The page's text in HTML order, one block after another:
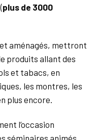
plus de 3000
aménagés, mettront
produits allant des
et tabacs, en
les montres, les
plus encore.
l’occasion
séminaires animés